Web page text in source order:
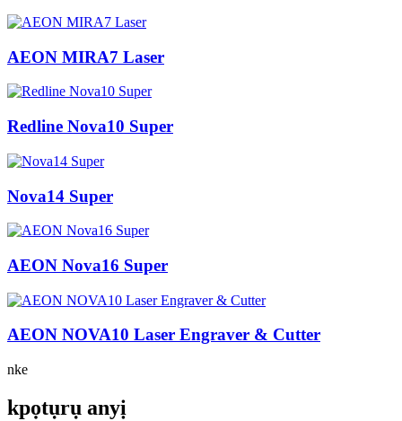
AEON MIRA7 Laser
Redline Nova10 Super
Nova14 Super
AEON Nova16 Super
AEON NOVA10 Laser Engraver & Cutter
nke
kpọtụrụ anyị